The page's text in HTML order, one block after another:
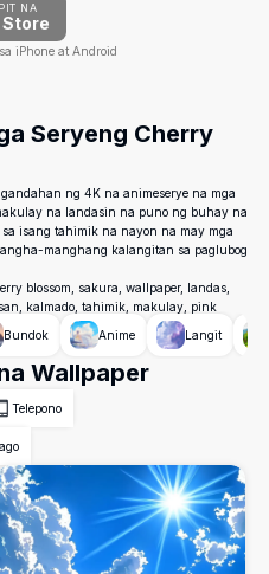
NA
Store
iPhone at Android
Seryeng Cherry
ng 4K na animeserye na mga
na landasin na puno ng buhay na
isang tahimik na nayon na may mga
manghang kalangitan sa paglubog
blossom, sakura, wallpaper, landas,
kalmado, tahimik, makulay, pink
Bundok Anime Langit
Wallpaper
Telepono